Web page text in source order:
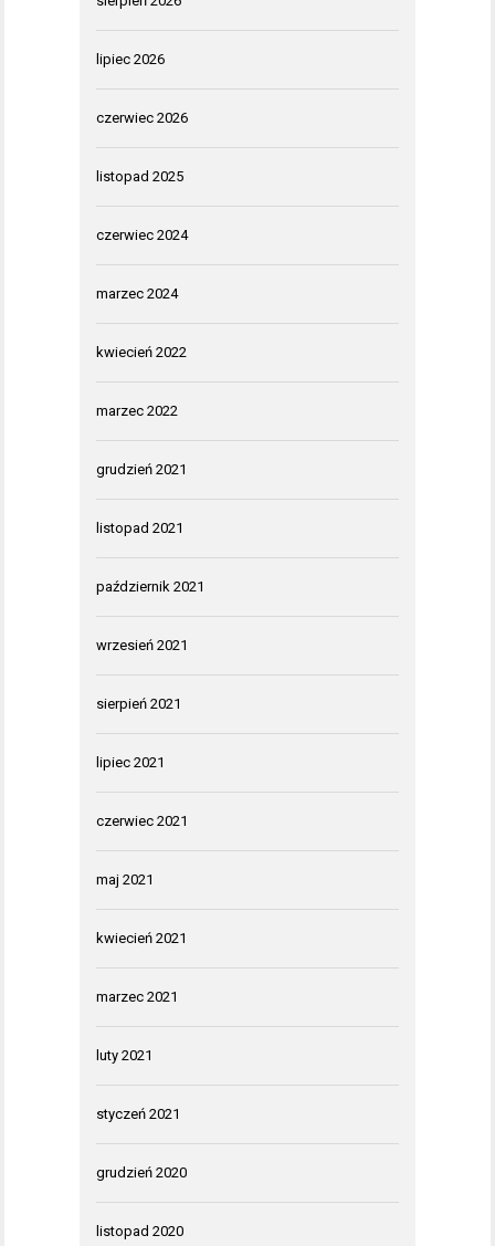
lipiec 2026
czerwiec 2026
listopad 2025
czerwiec 2024
marzec 2024
kwiecień 2022
marzec 2022
grudzień 2021
listopad 2021
październik 2021
wrzesień 2021
sierpień 2021
lipiec 2021
czerwiec 2021
maj 2021
kwiecień 2021
marzec 2021
luty 2021
styczeń 2021
grudzień 2020
listopad 2020